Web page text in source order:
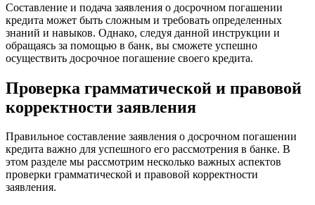
Составление и подача заявления о досрочном погашении
кредита может быть сложным и требовать определенных
знаний и навыков. Однако, следуя данной инструкции и
обращаясь за помощью в банк, вы сможете успешно
осуществить досрочное погашение своего кредита.
Проверка грамматической и правовой
корректности заявления
Правильное составление заявления о досрочном погашении
кредита важно для успешного его рассмотрения в банке. В
этом разделе мы рассмотрим несколько важных аспектов
проверки грамматической и правовой корректности
заявления.